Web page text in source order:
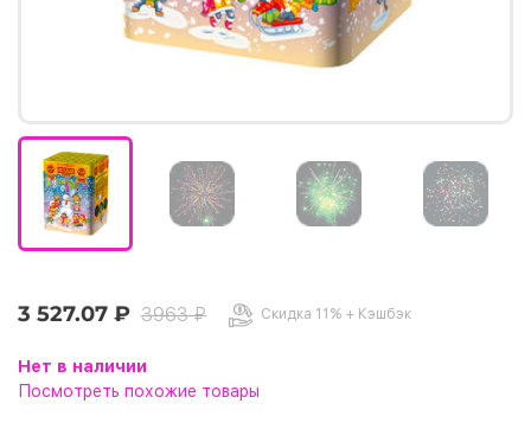
3 527.07 ₽ 3963 ₽ Скидка 11% + Кэшбэк
Нет в наличии
Посмотреть похожие товары